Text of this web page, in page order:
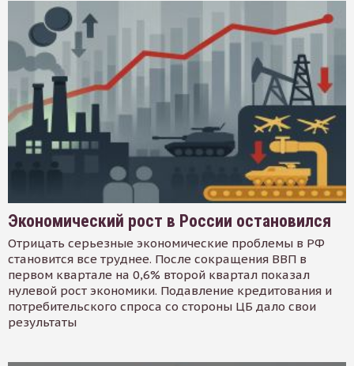
Экономический рост в России остановился
Отрицать серьезные экономические проблемы в РФ
становится все труднее. После сокращения ВВП в
первом квартале на 0,6% второй квартал показал
нулевой рост экономики. Подавление кредитования и
потребительского спроса со стороны ЦБ дало свои
результаты